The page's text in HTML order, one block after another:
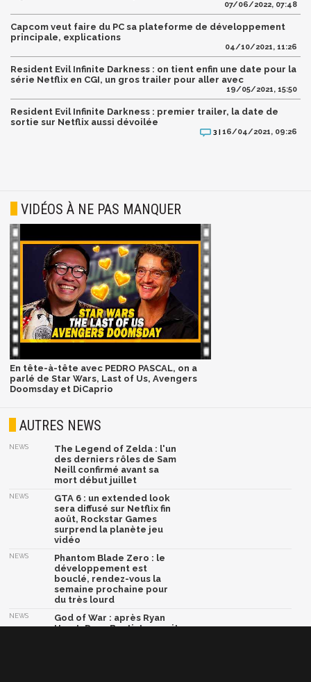
07/06/2022, 07:48
Capcom veut faire du PC sa plateforme de développement
principale, explications
04/10/2021, 11:26
Resident Evil Infinite Darkness : on tient enfin une date pour la
série Netflix en CGI, un gros trailer pour aller avec
19/05/2021, 15:50
Resident Evil Infinite Darkness : premier trailer, la date de
sortie sur Netflix aussi dévoilée
3 |16/04/2021, 09:26
VIDÉOS À NE PAS MANQUER
En tête-à-tête avec PEDRO PASCAL, on a
parlé de Star Wars, Last of Us, Avengers
Doomsday et DiCaprio
AUTRES NEWS
NEWS
The Legend of Zelda : l'un
des derniers rôles de Sam
Neill confirmé avant sa
mort début juillet
NEWS
GTA 6 : un extended look
sera diffusé sur Netflix fin
août, Rockstar Games
surprend la planète jeu
vidéo
NEWS
Phantom Blade Zero : le
développement est
bouclé, rendez-vous la
semaine prochaine pour
du très lourd
NEWS
God of War : après Ryan
Hurst, Dave Bautista serait